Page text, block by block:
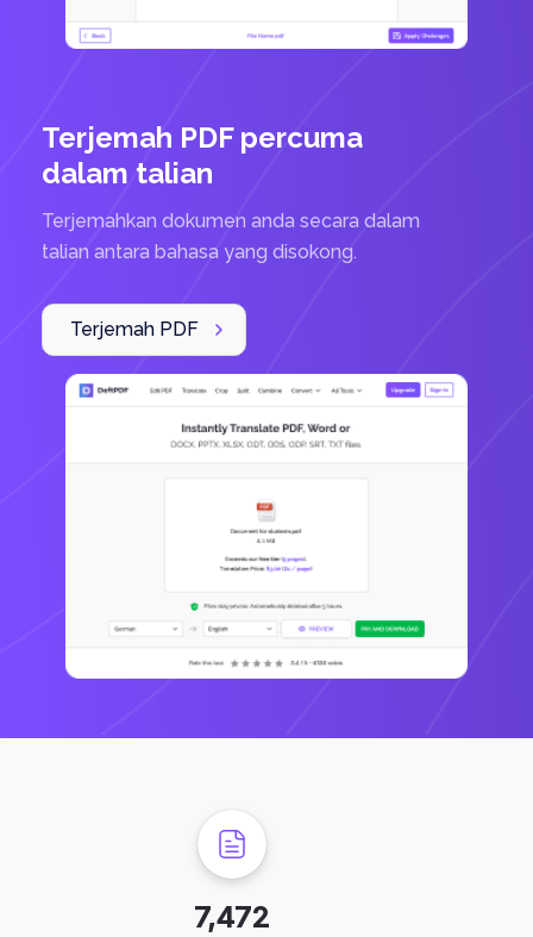
Terjemah PDF percuma
dalam talian
Terjemahkan dokumen anda secara dalam
talian antara bahasa yang disokong.
Terjemah PDF
7,472